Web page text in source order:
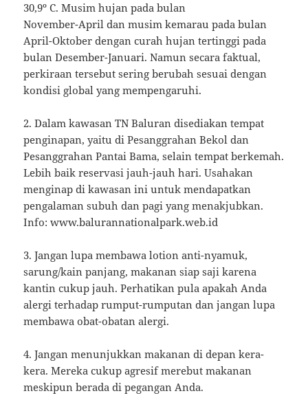
30,9º C. Musim hujan pada bulan
November-April dan musim kemarau pada bulan
April-Oktober dengan curah hujan tertinggi pada
bulan Desember-Januari. Namun secara faktual,
perkiraan tersebut sering berubah sesuai dengan
kondisi global yang mempengaruhi.
2. Dalam kawasan TN Baluran disediakan tempat
penginapan, yaitu di Pesanggrahan Bekol dan
Pesanggrahan Pantai Bama, selain tempat berkemah.
Lebih baik reservasi jauh-jauh hari. Usahakan
menginap di kawasan ini untuk mendapatkan
pengalaman subuh dan pagi yang menakjubkan.
Info: www.balurannationalpark.web.id
3. Jangan lupa membawa lotion anti-nyamuk,
sarung/kain panjang, makanan siap saji karena
kantin cukup jauh. Perhatikan pula apakah Anda
alergi terhadap rumput-rumputan dan jangan lupa
membawa obat-obatan alergi.
4. Jangan menunjukkan makanan di depan kera-
kera. Mereka cukup agresif merebut makanan
meskipun berada di pegangan Anda.